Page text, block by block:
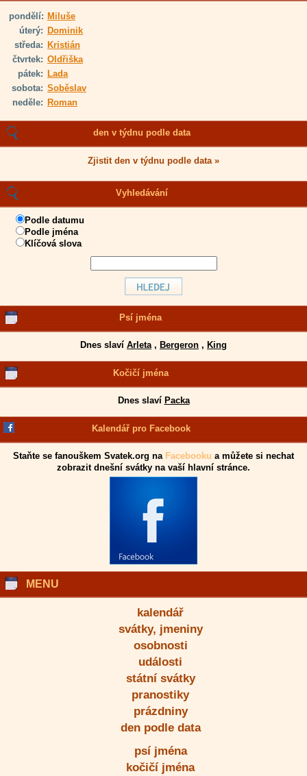
pondělí: Miluše
úterý: Dominik
středa: Kristián
čtvrtek: Oldřiška
pátek: Lada
sobota: Soběslav
neděle: Roman
den v týdnu podle data
Zjistit den v týdnu podle data »
Vyhledávání
Podle datumu
Podle jména
Klíčová slova
Psí jména
Dnes slaví Arleta, Bergeron , King
Kočičí jména
Dnes slaví Packa
Kalendář pro Facebook
Staňte se fanouškem Svatek.org na Facebooku a můžete si nechat
zobrazit dnešní svátky na vaší hlavní stránce.
MENU
kalendář
svátky, jmeniny
osobnosti
události
státní svátky
pranostiky
prázdniny
den podle data
psí jména
kočičí jména